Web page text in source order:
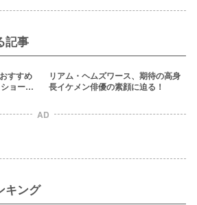
記事
すすめ
ョーマ
リアム・ヘムズワース、期待の高身
長イケメン俳優の素顔に迫る！
AD
キング